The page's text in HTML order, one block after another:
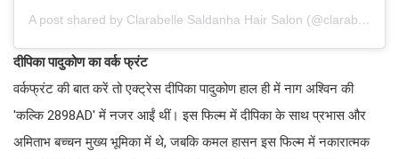
A post shared by Clarabelle Saldanha Hair Salon (@clarabellesaldanha)
दीपिका पादुकोण का वर्क फ्रंट
वर्कफ्रंट की बात करें तो एक्ट्रेस दीपिका पादुकोण हाल ही में नाग अश्विन की
'कल्कि 2898AD' में नजर आईं थीं। इस फिल्म में दीपिका के साथ प्रभास और
अमिताभ बच्चन मुख्य भूमिका में थे, जबकि कमल हासन इस फिल्म में नकारात्मक